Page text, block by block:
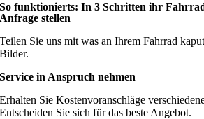
So funktionierts: In 3 Schritten ihr
Anfrage stellen
Teilen Sie uns mit was an Ihrem Fahrrad
Bilder.
Service in Anspruch nehmen
Erhalten Sie Kostenvoranschläge
Entscheiden Sie sich für das beste Angebot.